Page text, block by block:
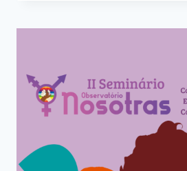
DE